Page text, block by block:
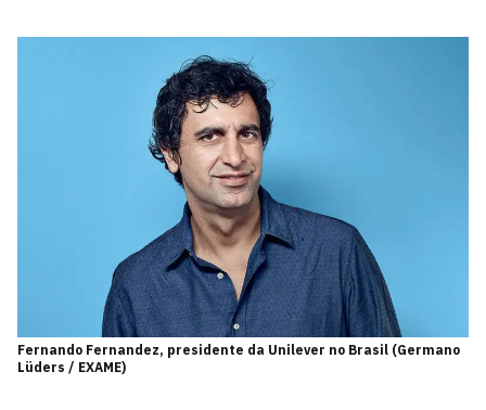
Fernando Fernandez, presidente da Unilever no Brasil (Germano
Lüders / EXAME)